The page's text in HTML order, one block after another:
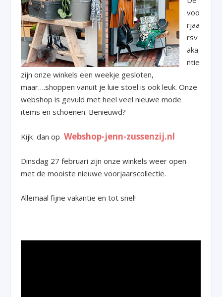
voo
rjaa
rsv
aka
ntie
zijn onze winkels een weekje gesloten,
maar….shoppen vanuit je luie stoel is ook leuk. Onze
webshop is gevuld met heel veel nieuwe mode
items en schoenen. Benieuwd?
Kijk dan opWebshop-jenn-zussenzij.nl
Dinsdag 27 februari zijn onze winkels weer open
met de mooiste nieuwe voorjaarscollectie.
Allemaal fijne vakantie en tot snel!